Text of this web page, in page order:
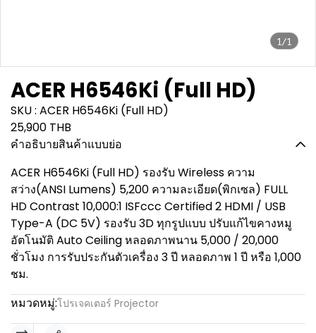
1/1
ACER H6546Ki (Full HD)
SKU : ACER H6546Ki (Full HD)
25,900 THB
คำอธิบายสินค้าแบบย่อ
ACER H6546Ki (Full HD) รองรับ Wireless ความ
สว่าง(ANSI Lumens) 5,200 ความละเอียด(พิกเซล) FULL
HD Contrast 10,000:1 ISFccc Certified 2 HDMI / USB
Type-A (DC 5V) รองรับ 3D ทุกรูปแบบ ปรับแก้ไขคางหมู
อัตโนมัติ Auto Ceiling หลอดภาพนาน 5,000 / 20,000
ชั่วโมง การรับประกันตัวเครื่อง 3 ปี หลอดภาพ 1 ปี หรือ 1,000
ชม.
หมวดหมู่:โปรเจคเตอร์ Projector